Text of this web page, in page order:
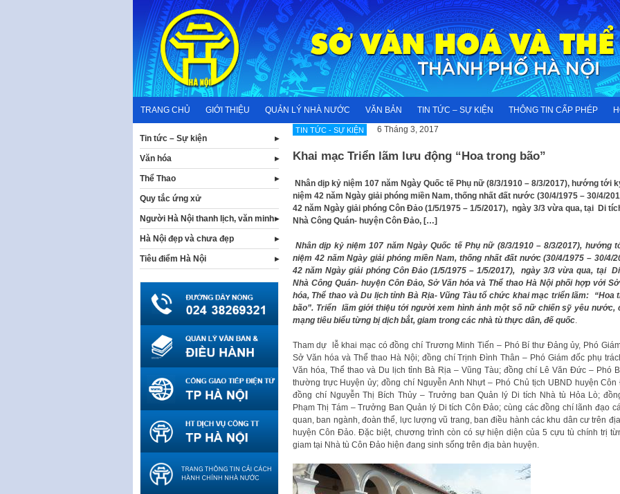
content
TRANG CHỦ GIỚI THIỆU QUẢN LÝ NHÀ NƯỚC VĂN BẢN TIN TỨC – SỰ KIỆN THÔNG TIN CẤP PHÉP
TIN TỨC - SỰ KIỆN 6 Tháng 3, 2017
Khai mạc Triển lãm lưu động “Hoa trong bão”
Nhân dịp kỷ niệm 107 năm Ngày Quốc tế Phụ nữ (8/3/1910 – 8/3/2017), hướng tới
niệm 42 năm Ngày giải phóng miền Nam, thống nhất đất nước (30/4/1975 – 30/4/
42 năm Ngày giải phóng Côn Đảo (1/5/1975 – 1/5/2017), ngày 3/3 vừa qua, tại Di
Nhà Công Quán- huyện Côn Đảo, […]
Nhân dịp kỷ niệm 107 năm Ngày Quốc tế Phụ nữ (8/3/1910 – 8/3/2017), hướng
niệm 42 năm Ngày giải phóng miền Nam, thống nhất đất nước (30/4/1975 – 30/4/
42 năm Ngày giải phóng Côn Đảo (1/5/1975 – 1/5/2017), ngày 3/3 vừa qua, tại
Nhà Công Quán- huyện Côn Đảo, Sở Văn hóa và Thể thao Hà Nội phối hợp với
hóa, Thể thao và Du lịch tỉnh Bà Rịa- Vũng Tàu tổ chức khai mạc triển lãm: “Hoa
bão”. Triển lãm giới thiệu tới người xem hình ảnh một số nữ chiến sỹ yêu nước,
mạng tiêu biểu từng bị dịch bắt, giam trong các nhà tù thực dân, đế quốc.
Tham dự lễ khai mạc có đồng chí Trương Minh Tiến – Phó Bí thư Đảng ủy, Phó
Sở Văn hóa và Thể thao Hà Nội; đồng chí Trịnh Đình Thân – Phó Giám đốc phụ
Văn hóa, Thể thao và Du lịch tỉnh Bà Rịa – Vũng Tàu; đồng chí Lê Văn Đức – Phó
thường trực Huyện ủy; đồng chí Nguyễn Anh Nhựt – Phó Chủ tịch UBND huyện Côn
đồng chí Nguyễn Thị Bích Thủy – Trưởng ban Quản lý Di tích Nhà tù Hỏa Lò;
Phạm Thị Tám – Trưởng Ban Quản lý Di tích Côn Đảo; cùng các đồng chí lãnh đạo
quan, ban ngành, đoàn thể, lực lượng vũ trang, ban điều hành các khu dân cư trên
huyện Côn Đảo. Đặc biệt, chương trình còn có sự hiện diện của 5 cựu tù chính trị
giam tại Nhà tù Côn Đảo hiện đang sinh sống trên địa bàn huyện.
Tin tức – Sự kiện
Văn hóa
Thể Thao
Quy tắc ứng xử
Người Hà Nội thanh lịch, văn minh
Hà Nội đẹp và chưa đẹp
Tiêu điểm Hà Nội